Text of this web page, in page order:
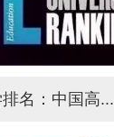
名：中国高...